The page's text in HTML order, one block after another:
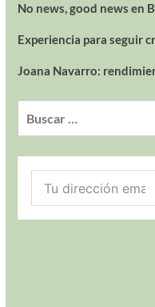
No news, good news en
Experiencia para seguir
Joana Navarro: